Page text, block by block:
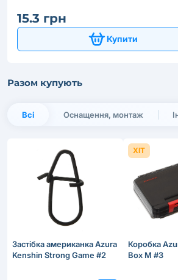
15.3 грн
Купити
Разом купують
Всі Оснащення, монтаж
Застiбка американка Azura
Kenshin Strong Game #2
ХІТ
Коробка
Box M #3